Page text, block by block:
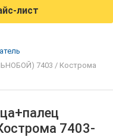
лист
7403 / Кострома
7403-